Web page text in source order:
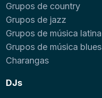
Grupos de country
Grupos de jazz
Grupos de música latina
Grupos de música blues
Charangas
DJs